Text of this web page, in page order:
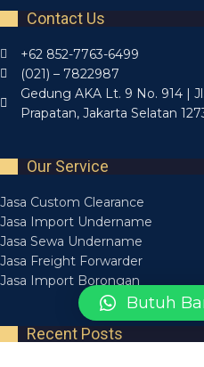
Contact Us
+62 852-7763-6499
(021) – 7822987
Gedung AKA Lt. 9 No. 914 |
Prapatan, Jakarta Selatan
Our Service
Jasa Custom Clearance
Jasa Import Undername
Jasa Sewa Undername
Jasa Freight Forwarder
Jasa Import Borongan
Recent Posts
Butuh